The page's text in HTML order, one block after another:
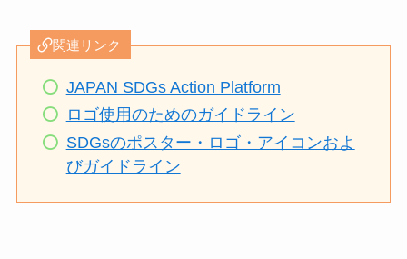
関連リンク
JAPAN SDGs Action Platform
ロゴ使用のためのガイドライン
SDGsのポスター・ロゴ・アイコンおよ
びガイドライン